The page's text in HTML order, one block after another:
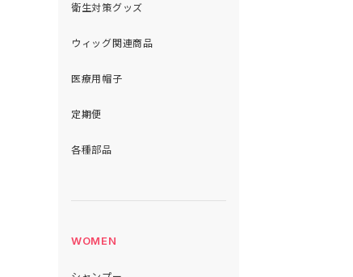
衛生対策グッズ
ウィッグ関連商品
医療用帽子
定期便
各種部品
WOMEN